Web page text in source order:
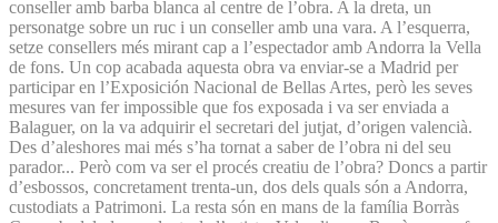
conseller amb barba blanca al centre de l’obra. A la dreta, un
personatge sobre un ruc i un conseller amb una vara. A l’esquerra,
setze consellers més mirant cap a l’espectador amb Andorra la Vella
de fons. Un cop acabada aquesta obra va enviar-se a Madrid per
participar en l’Exposición Nacional de Bellas Artes, però les seves
mesures van fer impossible que fos exposada i va ser enviada a
Balaguer, on la va adquirir el secretari del jutjat, d’origen valencià.
Des d’aleshores mai més s’ha tornat a saber de l’obra ni del seu
parador... Però com va ser el procés creatiu de l’obra? Doncs a partir
d’esbossos, concretament trenta-un, dos dels quals són a Andorra,
custodiats a Patrimoni. La resta són en mans de la família Borràs